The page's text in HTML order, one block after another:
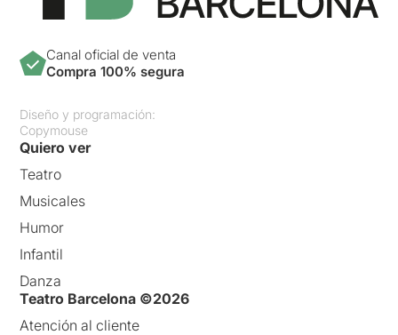
Canal oficial de venta
Compra 100% segura
Diseño y programación:
Copymouse
Quiero ver
Teatro
Musicales
Humor
Infantil
Danza
Teatro Barcelona ©2026
Atención al cliente